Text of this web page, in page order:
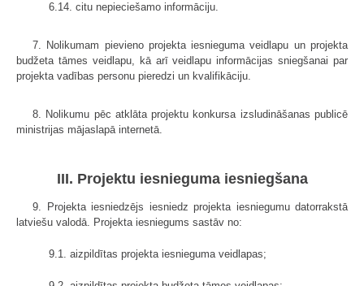
6.14. citu nepieciešamo informāciju.
7. Nolikumam pievieno projekta iesnieguma veidlapu un projekta
budžeta tāmes veidlapu, kā arī veidlapu informācijas sniegšanai par
projekta vadības personu pieredzi un kvalifikāciju.
8. Nolikumu pēc atklāta projektu konkursa izsludināšanas publicē
ministrijas mājaslapā internetā.
III. Projektu iesnieguma iesniegšana
9. Projekta iesniedzējs iesniedz projekta iesniegumu datorrakstā
latviešu valodā. Projekta iesniegums sastāv no:
9.1. aizpildītas projekta iesnieguma veidlapas;